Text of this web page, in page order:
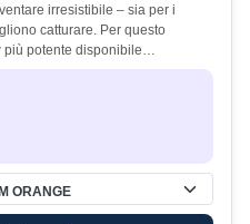
irresistibile – sia per i
catturare. Per questo
più potente disponibile…
ORANGE